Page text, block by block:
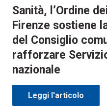
Sanità, l’Ordine
Firenze sostiene
del Consiglio
rafforzare
nazionale
Leggi l'articolo